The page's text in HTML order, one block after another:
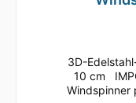
3D-
10 cm
Windspinner